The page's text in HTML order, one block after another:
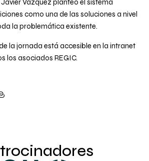
Vázquez planteó el sistema
como una de las soluciones a nivel
la problemática existente.
la jornada está accesible en la intranet
los asociados REGIC.